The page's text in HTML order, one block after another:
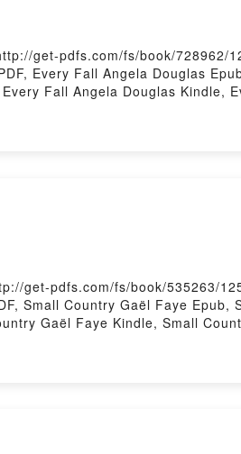
get-pdfs.com/fs/book/728962/
Every Fall Angela Douglas
Fall Angela Douglas Kindle,
get-pdfs.com/fs/book/535263/
Small Country Gaël Faye Epub,
Gaël Faye Kindle, Small